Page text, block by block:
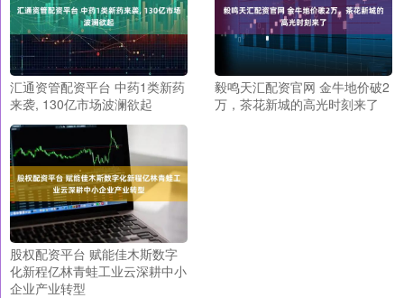
汇通资管配资平台 中药1类新药
来袭, 130亿市场波澜欲起
毅鸣天汇配资官网 金牛地价破2
万，茶花新城的高光时刻来了
股权配资平台 赋能佳木斯数字
化新程亿林青蛙工业云深耕中小
企业产业转型